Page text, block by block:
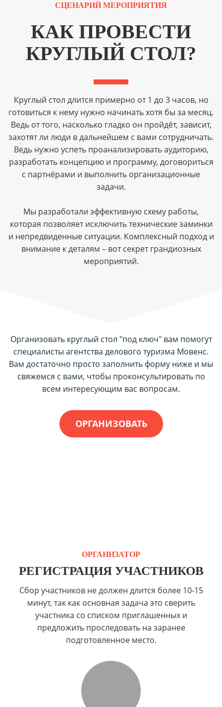
СЦЕНАРИЙ МЕРОПРИЯТИЯ
КАК ПРОВЕСТИ
КРУГЛЫЙ СТОЛ?
Круглый стол длится примерно от 1 до 3 часов, но
готовиться к нему нужно начинать хотя бы за месяц.
Ведь от того, насколько гладко он пройдёт, зависит,
захотят ли люди в дальнейшем с вами сотрудничать.
Ведь нужно успеть проанализировать аудиторию,
разработать концепцию и программу, договориться
с партнёрами и выполнить организационные
задачи.
Мы разработали эффективную схему работы,
которая позволяет исключить технические заминки
и непредвиденные ситуации. Комплексный подход и
внимание к деталям – вот секрет грандиозных
мероприятий.
Организовать круглый стол "под ключ" вам помогут
специалисты агентства делового туризма Мовенс.
Вам достаточно просто заполнить форму ниже и мы
свяжемся с вами, чтобы проконсультировать по
всем интересующим вас вопросам.
ОРГАНИЗОВАТЬ
ОРГАНИЗАТОР
РЕГИСТРАЦИЯ УЧАСТНИКОВ
Сбор участников не должен длится более 10-15
минут, так как основная задача это сверить
участника со списком приглашенных и
предложить проследовать на заранее
подготовленное место.